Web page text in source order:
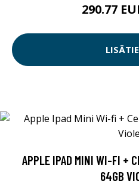
290.77
APPLE IPAD MINI WI-FI +
64GB